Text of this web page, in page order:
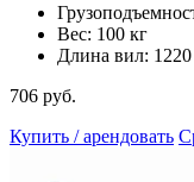
Вес: 100 кг
Длина вил:
706 руб.
Купить / арендовать